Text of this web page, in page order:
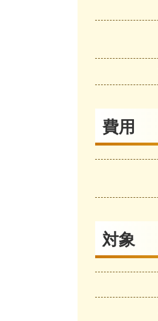
費用
対象